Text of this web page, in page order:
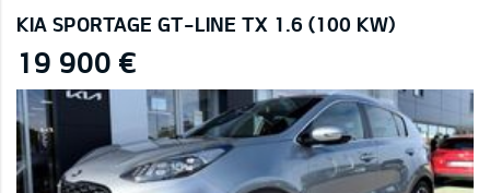
KIA SPORTAGE GT-LINE TX 1.6 (100 KW)
19 900 €